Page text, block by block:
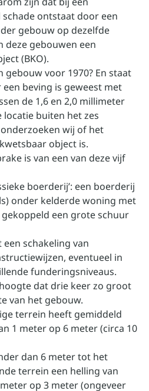
ontstaat door een
gebouw op dezelfde
deze gebouwen een
(BKO).
gebouw voor 1970? En staat
beving is geweest met
de 1,6 en 2,0 millimeter
locatie buiten het zes
wij of het
object is.
is van een van deze vijf
boerderij’: een boerderij
onder kelderde woning met
een grote schuur
schakeling van
eventueel in
funderingsniveaus.
dat drie keer zo groot
van het gebouw.
terrein heeft gemiddeld
1 meter op 6 meter (circa 10
dan 6 meter tot het
terrein een helling van
op 3 meter (ongeveer